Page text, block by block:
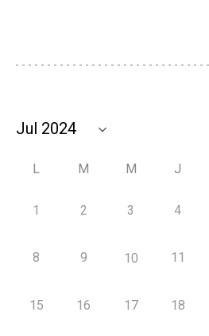
L M M J
1 2 3 4
8 9 10 11
15 16 17 18